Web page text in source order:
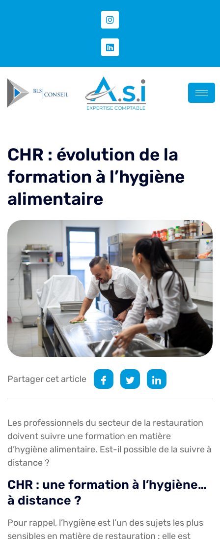
CHR : évolution de la
formation à l’hygiène
alimentaire
Partager cet article
Les professionnels du secteur de la restauration
doivent suivre une formation en matière
d’hygiène alimentaire. Est-il possible de la suivre à
distance ?
CHR : une formation à l’hygiène…
à distance ?
Pour rappel, l’hygiène est l’un des sujets les plus
sensibles en matière de restauration : elle est